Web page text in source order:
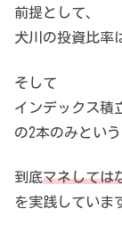
前提として、
犬川の投資比率
そして
インデックス積
の2本のみという
到底マネしては
を実践していま